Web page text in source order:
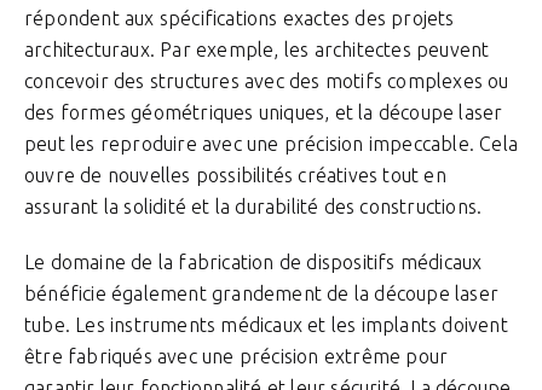
répondent aux spécifications exactes des projets
architecturaux. Par exemple, les architectes peuvent
concevoir des structures avec des motifs complexes ou
des formes géométriques uniques, et la découpe laser
peut les reproduire avec une précision impeccable. Cela
ouvre de nouvelles possibilités créatives tout en
assurant la solidité et la durabilité des constructions.
Le domaine de la fabrication de dispositifs médicaux
bénéficie également grandement de la découpe laser
tube. Les instruments médicaux et les implants doivent
être fabriqués avec une précision extrême pour